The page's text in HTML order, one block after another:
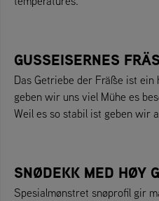
GUSSEISERNES
Das Getriebe der Fräße ist ein
geben wir uns viel Mühe es
Weil es so stabil ist geben wir
SNØDEKK MED HØY
Spesialmønstret snøprofil gir